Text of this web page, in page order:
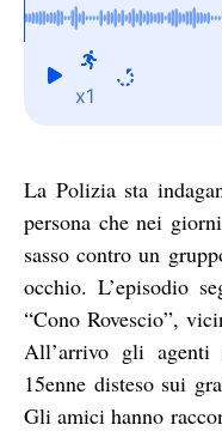
Indaga la Polizia
x1
La Polizia sta
persona che nei
sasso contro un
occhio. L’episodio
“Cono Rovescio”,
All’arrivo gli agenti
15enne disteso sui
Gli amici hanno